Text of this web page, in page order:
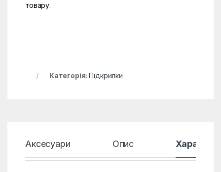
товару.
Категорія:Підкрилки
Аксесуари Опис